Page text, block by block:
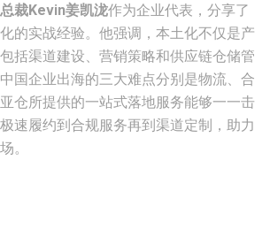
裁Kevin姜凯泷作为企业代表，分享了
的实战经验。他强调，本土化不仅是产
括渠道建设、营销策略和供应链仓储管
国企业出海的三大难点分别是物流、合
仓所提供的一站式落地服务能够一一击
速履约到合规服务再到渠道定制，助力
。